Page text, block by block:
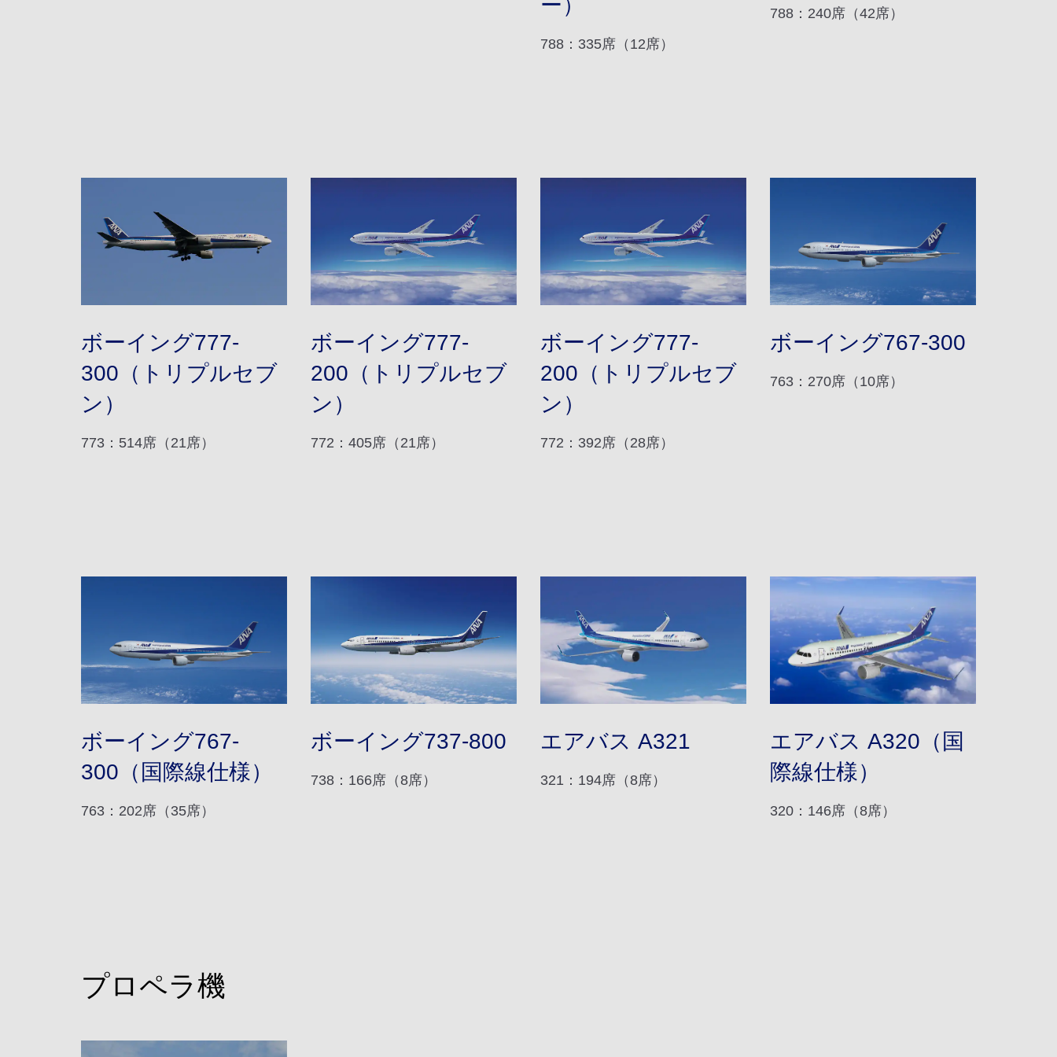
ー）
788：335席（12席）
788：240席（42席）
ボーイング777-
300（トリプルセブ
ン）
773：514席（21席）
ボーイング777-
200（トリプルセブ
ン）
772：405席（21席）
ボーイング777-
200（トリプルセブ
ン）
772：392席（28席）
ボーイング767-300
763：270席（10席）
ボーイング767-
300（国際線仕様）
763：202席（35席）
ボーイング737-800
738：166席（8席）
エアバス A321
321：194席（8席）
エアバス A320（国
際線仕様）
320：146席（8席）
プロペラ機